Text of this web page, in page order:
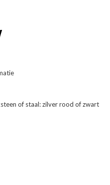
of staal: zilver rood of zwart